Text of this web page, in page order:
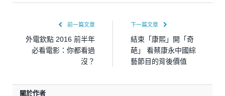
前一篇文章
外電欽點 2016 前半年
必看電影：你都看過
沒？
下一篇文章
結束「康熙」開「奇
葩」 看蔡康永中國綜
藝節目的背後價值
關於作者